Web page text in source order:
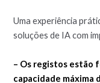
Uma experiência
soluções de IA com
– Os registos estão
capacidade máxima